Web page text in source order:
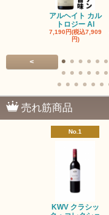
アルヘイト カル
トロジー Al
7,190円(税込7,909
円)
<
売れ筋商品
No.1
KWV クラシッ